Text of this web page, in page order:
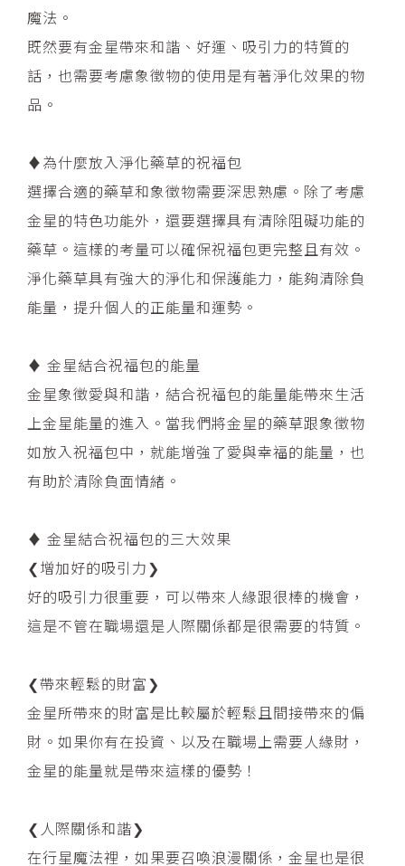
魔法。
​既然要有金星帶來和諧、好運、吸引力的特質的
話，也需要考慮象徵物的使用是有著淨化效果的物
品。
♦︎為什麼放入淨化藥草的祝福包
​選擇合適的藥草和象徵物需要深思熟慮。除了考慮
金星的特色功能外，還要選擇具有清除阻礙功能的
藥草。這樣的考量可以確保祝福包更完整且有效。
淨化藥草具有強大的淨化和保護能力，能夠清除負
能量，提升個人的正能量和運勢。
♦︎ 金星結合祝福包的能量
​金星象徵愛與和諧，結合祝福包的能量能帶來生活
上金星能量的進入。當我們將金星的藥草跟象徵物
如放入祝福包中，就能增強了愛與幸福的能量，也
有助於清除負面情緒。
♦︎ 金星結合祝福包的三大效果
​❮增加好的吸引力❯
好的吸引力很重要，可以帶來人緣跟很棒的機會，
這是不管在職場還是人際關係都是很需要的特質。
❮帶來輕鬆的財富❯
​金星所帶來的財富是比較屬於輕鬆且間接帶來的偏
財。如果你有在投資、以及在職場上需要人緣財，
金星的能量就是帶來這樣的優勢！
❮人際關係和諧❯
​在行星魔法裡，如果要召喚浪漫關係，金星也是很